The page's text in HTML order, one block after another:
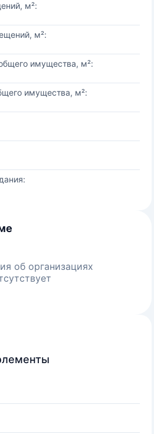
м²:
м²:
имущества, м²:
имущества, м²:
об организациях